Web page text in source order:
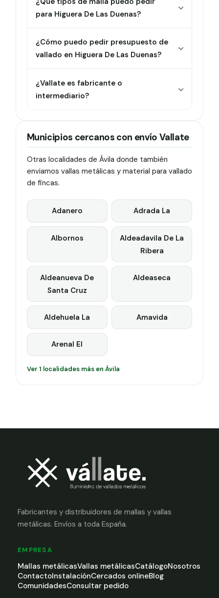
para Higuera De Las Duenas?
¿Cómo puedo pedir presupuesto de
vallado en Higuera De Las Duenas?
¿Vallate es fabricante o
intermediario?
Municipios cercanos con envío Vallate
Otras localidades de Ávila donde también
enviamos vallas metálicas y material para vallado
de fincas.
Adanero Adrada La
Albornos
Aldeadavila De La
Ribera
Aldeanueva De
Santa Cruz
Aldeaseca
Aldehuela La Amavida
Arenal El
Ver 1 localidades más en Ávila
Fabricantes y distribuidores de mallas y vallas
metálicas. Envíos a toda España.
EMPRESA
Mallas metálicasVallas metálicasCatálogoNosotros
ContactoInstalaciónCercados onlineBlog
ComunidadesConsultar pedido